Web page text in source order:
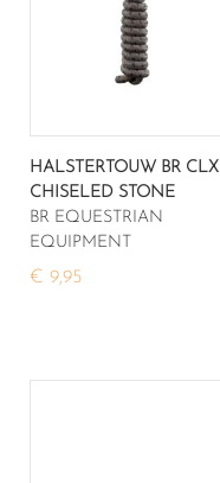
HALSTERTOUW BR CLX
CHISELED STONE
BR EQUESTRIAN
EQUIPMENT
€ 9,95